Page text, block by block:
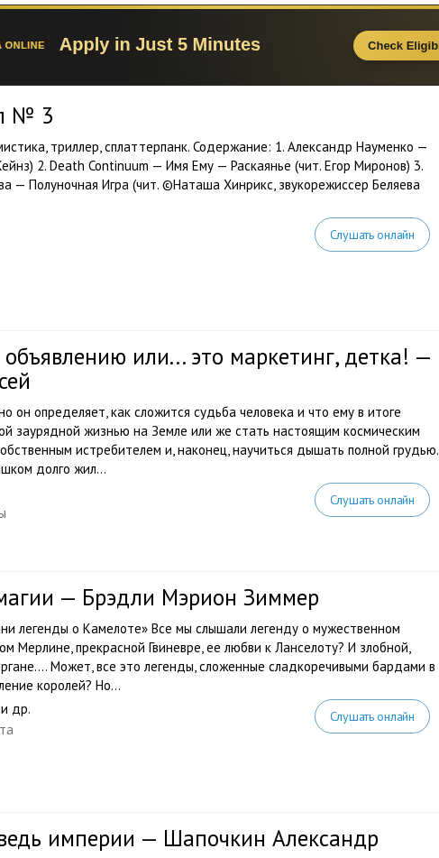
№ 3
триллер, сплаттерпанк. Содержание: 1. Александр Науменко —
2. Death Continuum — Имя Ему — Раскаянье (чит. Егор Миронов) 3.
— Полуночная Игра (чит. ©Наташа Хинрикс, звукорежиссер Беляева
Слушать онлайн
или... это маркетинг, детка! —
он определяет, как сложится судьба человека и что ему в итоге
заурядной жизнью на Земле или же стать настоящим космическим
истребителем и, наконец, научиться дышать полной грудью.
долго жил...
Слушать онлайн
— Брэдли Мэрион Зиммер
легенды о Камелоте» Все мы слышали легенду о мужественном
Мерлине, прекрасной Гвиневре, ее любви к Ланселоту? И злобной,
Может, все это легенды, сложенные сладкоречивыми бардами в
королей? Но...
и др.
Слушать онлайн
империи — Шапочкин Александр